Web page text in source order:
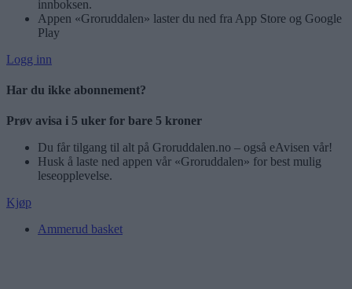
innboksen.
Appen «Groruddalen» laster du ned fra App Store og Google
Play
Logg inn
Har du ikke abonnement?
Prøv avisa i 5 uker for bare 5 kroner
Du får tilgang til alt på Groruddalen.no – også eAvisen vår!
Husk å laste ned appen vår «Groruddalen» for best mulig
leseopplevelse.
Kjøp
Ammerud basket